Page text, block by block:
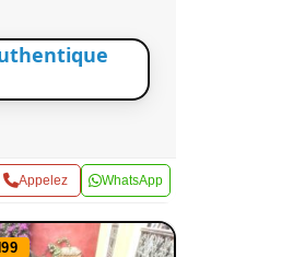
Appelez WhatsApp